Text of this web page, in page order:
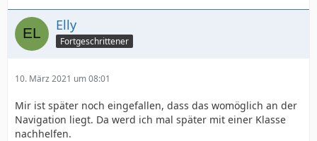
Elly
Fortgeschrittener
10. März 2021 um 08:01
Mir ist später noch eingefallen, dass das womöglich an der
Navigation liegt. Da werd ich mal später mit einer Klasse
nachhelfen.